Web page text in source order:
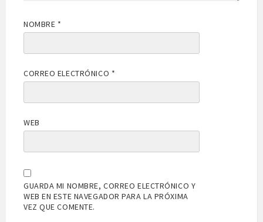
NOMBRE *
CORREO ELECTRÓNICO *
WEB
GUARDA MI NOMBRE, CORREO ELECTRÓNICO Y
WEB EN ESTE NAVEGADOR PARA LA PRÓXIMA
VEZ QUE COMENTE.